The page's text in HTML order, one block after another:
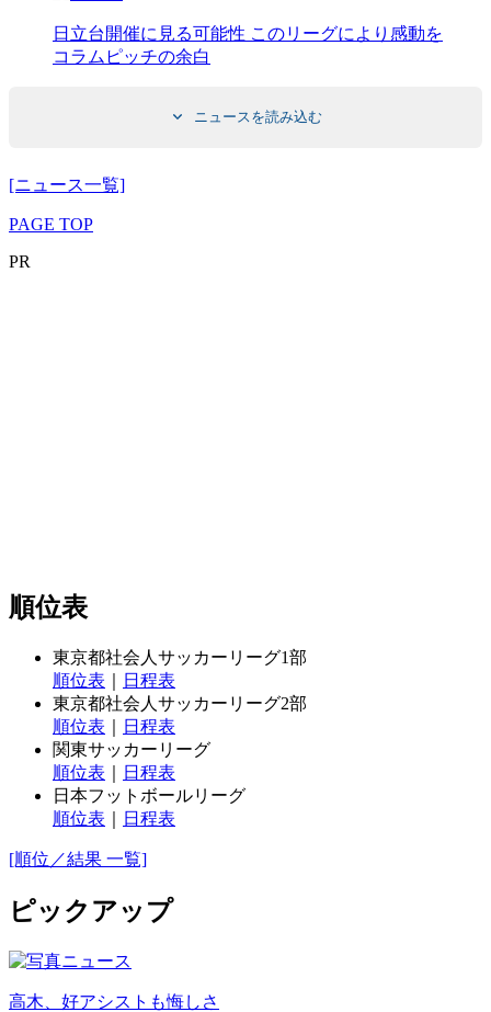
日立台開催に見る可能性 このリーグにより感動を
コラム ピッチの余白
ニュースを読み込む
[ニュース一覧]
PAGE TOP
PR
順位表
東京都社会人サッカーリーグ1部
順位表
日程表
東京都社会人サッカーリーグ2部
順位表
日程表
関東サッカーリーグ
順位表
日程表
日本フットボールリーグ
順位表
日程表
[順位／結果 一覧]
ピックアップ
高木、好アシストも悔しさ